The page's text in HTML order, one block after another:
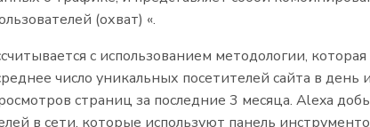
(охват) «.
с использованием методологии, которая
число уникальных посетителей сайта в день и
страниц за последние 3 месяца. Alexa
в сети, которые используют панель